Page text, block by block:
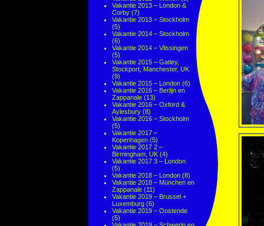
Vakantie 2013 – London &
Corby (7)
Vakantie 2013 – Stockholm
(5)
Vakantie 2014 – Stockholm
(6)
Vakantie 2014 – Vlissingen
(5)
Vakantie 2015 – Gatley,
Stockport, Manchester, UK
(9)
Vakantie 2015 – London (6)
Vakantie 2016 – Berlijn en
Zappanale (13)
Vakantie 2016 – Oxford &
Aylesbury (8)
Vakantie 2016 – Stockholm
(5)
Vakantie 2017 –
Kopenhagen (5)
Vakantie 2017 2 –
Birmingham, UK (4)
Vakantie 2017 3 – London
(5)
Vakantie 2018 – London (8)
Vakantie 2018 – München en
Zappanale (11)
Vakantie 2019 – Brussel +
Luxemburg (6)
Vakantie 2019 – Oostende
(5)